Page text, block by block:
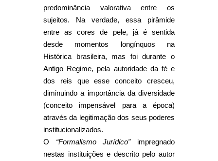
predominância valorativa entre os
sujeitos. Na verdade, essa pirâmide
entre as cores de pele, já é sentida
desde momentos longínquos na
Histórica brasileira, mas foi durante o
Antigo Regime, pela autoridade da fé e
dos reis que esse conceito cresceu,
diminuindo a importância da diversidade
(conceito impensável para a época)
através da legitimação dos seus poderes
institucionalizados.
O “Formalismo Jurídico”impregnado
nestas instituições e descrito pelo autor